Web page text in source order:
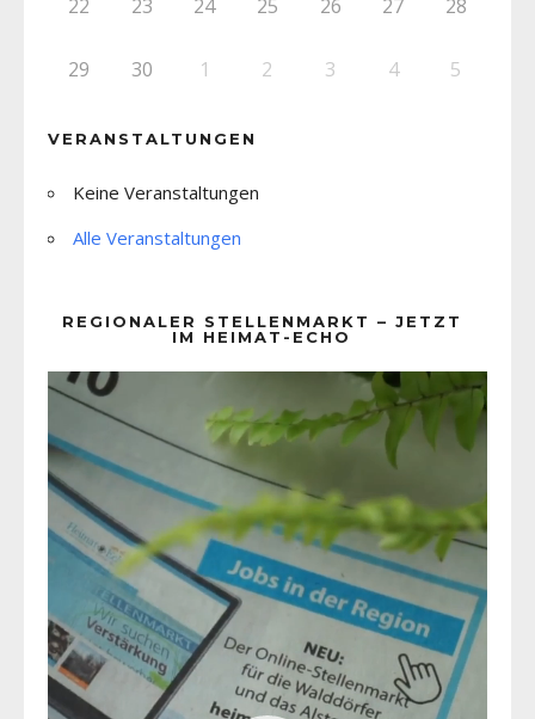
22 23 24 25 26 27 28
29 30 1 2 3 4 5
VERANSTALTUNGEN
Keine Veranstaltungen
Alle Veranstaltungen
REGIONALER STELLENMARKT – JETZT
IM HEIMAT-ECHO
Player